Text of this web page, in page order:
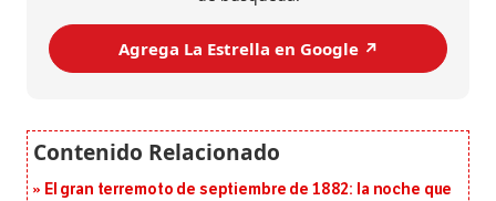
Agrega La Estrella en Google ↗️
El gran terremoto de septiembre de 1882: la noche que